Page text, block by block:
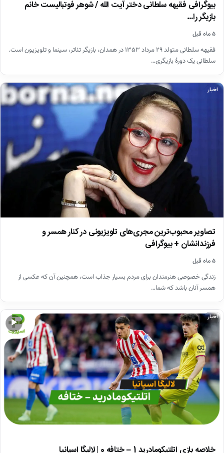
بیوگرافی فقیهه سلطانی دختر آیت الله / شوهر فوتبالیست خانم
بازیگر را…
۵ ماه قبل
فقیهه سلطانی متولد ۲۹ مرداد ۱۳۵۳ در همدان، بازیگر تئاتر، سینما و تلویزیون است.
سلطانی یک دورهٔ بازیگری…
اخبار
تصاویر محبوب‌ترین مجری‌های تلویزیونی در کنار همسر و
فرزندانشان + بیوگرافی
۵ ماه قبل
زندگی خصوصی هنرمندان برای مردم بسیار جذاب است، همچنین آن که عکسی از
همسر آنان باشد که شما…
▶
اخبار
خلاصه بازی اتلتیکومادرید 1 – ختافه 0 | لالیگا اسپانیا